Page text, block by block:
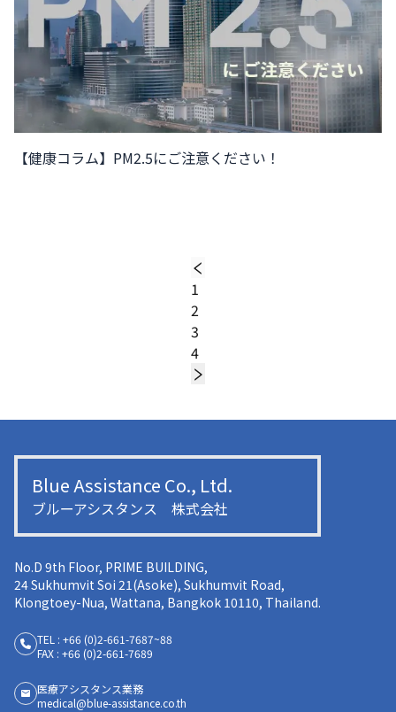
【健康コラム】PM2.5にご注意ください！
1
2
3
4
Blue Assistance Co., Ltd.
ブルーアシスタンス 株式会社
No.D 9th Floor, PRIME BUILDING,
24 Sukhumvit Soi 21(Asoke), Sukhumvit Road,
Klongtoey-Nua, Wattana, Bangkok 10110, Thailand.
TEL : +66 (0)2-661-7687~88
FAX : +66 (0)2-661-7689
医療アシスタンス業務
medical@blue-assistance.co.th